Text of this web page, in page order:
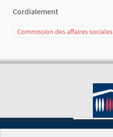
Cordialement
Commission des affaires sociales